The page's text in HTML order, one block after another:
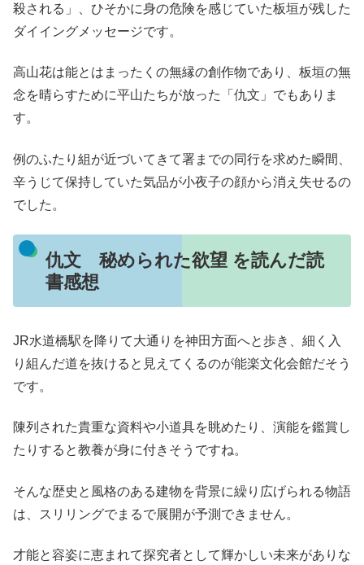
殺される」、ひそかに身の危険を感じていた板垣が残した
ダイイングメッセージです。
高山花は能とはまったくの無縁の創作物であり、板垣の無
念を晴らすために平山たちが放った「仇文」でもありま
す。
例のふたり組が近づいてきて署までの同行を求めた瞬間、
辛うじて保持していた気品が小夜子の顔から消え失せるの
でした。
仇文 秘められた欲望 を読んだ読
書感想
JR水道橋駅を降りて大通りを神田方面へと歩き、細く入
り組んだ道を抜けると見えてくるのが能楽文化会館だそう
です。
陳列された貴重な資料や小道具を眺めたり、演能を鑑賞し
たりすると教養が身に付きそうですね。
そんな歴史と風格のある建物を背景に繰り広げられる物語
は、スリリングでまるで展開が予測できません。
才能と容姿に恵まれて探究者として輝かしい未来がありな